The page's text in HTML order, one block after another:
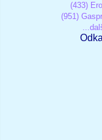
(433)
(951)